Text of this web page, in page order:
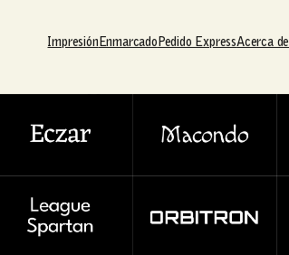
Impresión Enmarcado Pedido ExpressAcerca de